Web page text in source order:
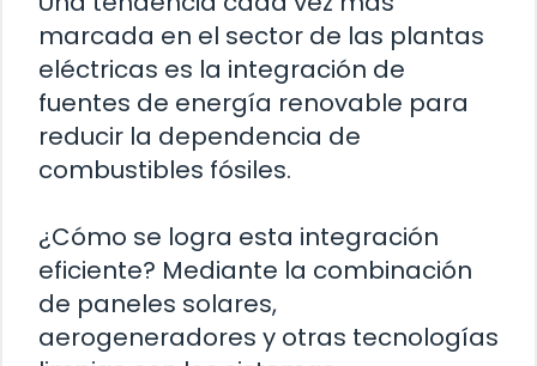
marcada en el sector de las plantas
eléctricas es la integración de
fuentes de energía renovable para
reducir la dependencia de
combustibles fósiles.
¿Cómo se logra esta integración
eficiente? Mediante la combinación
de paneles solares,
aerogeneradores y otras tecnologías